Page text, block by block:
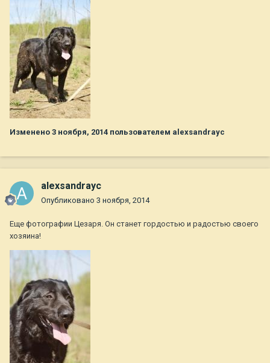
Изменено 3 ноября, 2014 пользователем alexsandrayc
alexsandrayc
Опубликовано 3 ноября, 2014
Еще фотографии Цезаря. Он станет гордостью и радостью своего
хозяина!